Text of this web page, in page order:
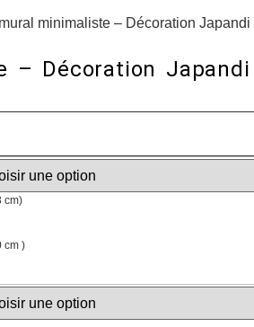
minimaliste – Décoration Japandi
– Décoration
cm)
cm )